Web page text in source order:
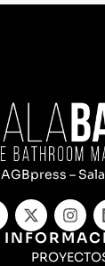
AGBpress –